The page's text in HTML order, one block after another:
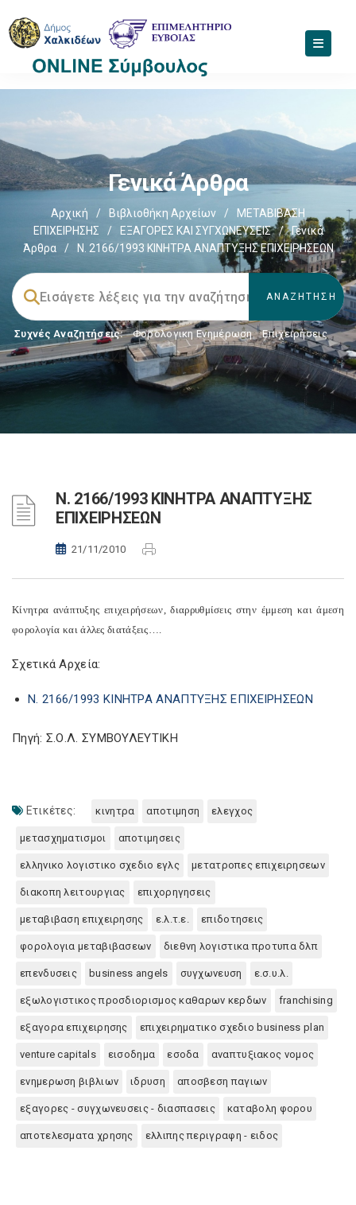
Γενικά Άρθρα
Αρχική / Βιβλιοθήκη Αρχείων /
ΜΕΤΑΒΙΒΑΣΗ
ΕΠΙΧΕIΡΗΣΗΣ
/ EΞΑΓΟΡΕΣ ΚΑΙ ΣΥΓΧΩΝΕΥΣΕΙΣ /
Γενικά
Άρθρα
/ Ν. 2166/1993 ΚΙΝΗΤΡΑ ΑΝΑΠΤΥΞΗΣ ΕΠΙΧΕΙΡΗΣΕΩΝ
Συχνές Αναζητήσεις: Φορολογικη Ενημέρωση, Επιχειρήσεις
Ν. 2166/1993 ΚΙΝΗΤΡΑ ΑΝΑΠΤΥΞΗΣ
ΕΠΙΧΕΙΡΗΣΕΩΝ
21/11/2010
Κίνητρα ανάπτυξης επιχειρήσεων, διαρρυθμίσεις στην έμμεση και άμεση
φορολογία και άλλες διατάξεις….
Σχετικά Αρχεία:
Ν. 2166/1993 ΚΙΝΗΤΡΑ ΑΝΑΠΤΥΞΗΣ ΕΠΙΧΕΙΡΗΣΕΩΝ
Πηγή: Σ.Ο.Λ. ΣΥΜΒΟΥΛΕΥΤΙΚΗ
Ετικέτες: κινητρα αποτιμηση ελεγχος
μετασχηματισμοι αποτιμησεις
ελληνικο λογιστικο σχεδιο εγλς μετατροπες επιχειρησεων
διακοπη λειτουργιας επιχορηγησεις
μεταβιβαση επιχειρησης ε.λ.τ.ε. επιδοτησεις
φορολογια μεταβιβασεων διεθνη λογιστικα προτυπα δλπ
επενδυσεις business angels συγχωνευση ε.σ.υ.λ.
εξωλογιστικος προσδιορισμος καθαρων κερδων franchising
εξαγορα επιχειρησης επιχειρηματικο σχεδιο business plan
venture capitals εισοδημα εσοδα αναπτυξιακος νομος
ενημερωση βιβλιων ιδρυση αποσβεση παγιων
εξαγορες - συγχωνευσεις - διασπασεις καταβολη φορου
αποτελεσματα χρησης ελλιπης περιγραφη - ειδος